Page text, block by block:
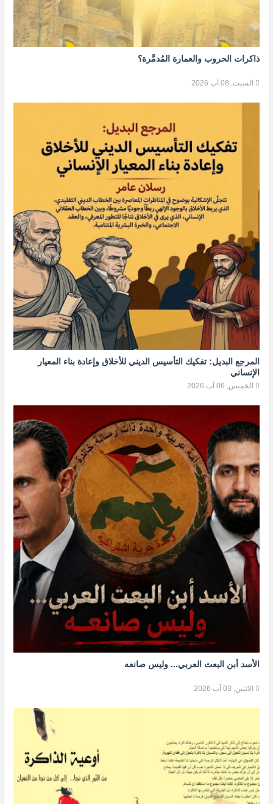
ذاكرات الحروب والعمارة المُدمَّرة؟
السبت, 08 آب 2026
المرجع البديل: تفكيك التأسيس الديني للأخلاق وإعادة بناء المعيار
الإنساني
الخميس, 06 آب 2026
الأسد أبن البعث العربي... وليس صانعه
الاثنين, 03 آب 2026